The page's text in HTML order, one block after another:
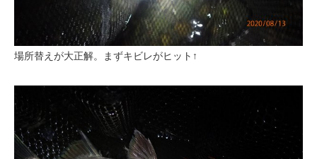
場所替えが大正解。まずキビレがヒット↑